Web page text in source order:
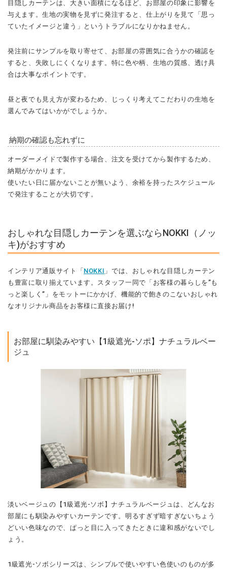
目隠しカーテンは、大きい面積になるほど、お部屋の印象に影響を
与えます。生地の実物を見ずに発注すると、仕上がりを見て「思っ
ていたイメージと違う」というトラブルになりかねません。
発注前にサンプルを取り寄せて、お部屋の雰囲気に合うかの確認を
すると、失敗しにくくなります。特に色や柄、生地の質感、透け具
合は大事なポイントです。
昼と夜でも見え方が変わるため、じっくり考えてこだわりの生地を
選んでみてはいかがでしょうか。
納期の確認も忘れずに
オーダーメイドで製作する場合、注文を受けてから製作するため、
納期がかかります。
使いたい日に届かないことが無いよう、余裕を持ったスケジュール
で発注することが大切です。
おしゃれな目隠しカーテンを選ぶならNOKKI（ノッ
キ)がおすすめ
インテリア通販サイト「NOKKI 」では、おしゃれな目隠しカーテン
も豊富に取り揃えています。スタッフ一同で「お客様の暮らしを”も
っと楽しく”」をモットーにかかげ、機能的で飽きのこないおしゃれ
なオリジナル商品をお客様に直接お届け!
お部屋に馴染みやすい【1級遮光-ソポ】ナチュラルベー
ジュ
淡いベージュの【1級遮光-ソボ】ナチュラルベージュは、どんなお
部屋にも馴染みやすいカーテンです。明るすぎず暗すぎないちょう
どいい色味なので、ぱっと目に入ってきたときに違和感がないでし
ょう。
1級遮光-ソボシリーズは、シンプルで使いやすい色使いのものが多